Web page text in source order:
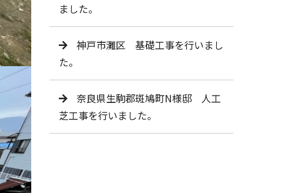
ました。
神戸市灘区 基礎工事を行いまし
た。
奈良県生駒郡斑鳩町N様邸 人工
芝工事を行いました。